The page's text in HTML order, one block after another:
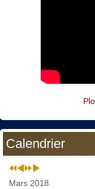
Calendrier
Mars 2018